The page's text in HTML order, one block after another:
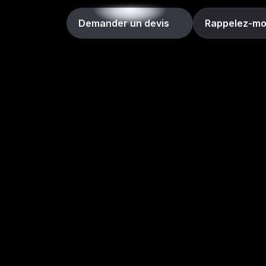
Demander un devis Rappelez-